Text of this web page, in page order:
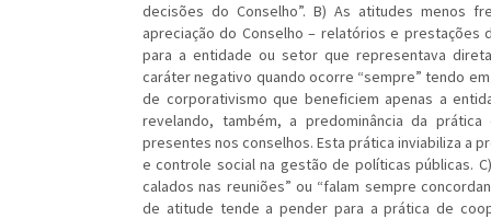
decisões do Conselho”. B) As atitudes menos
apreciação do Conselho – relatórios e
para a entidade ou setor que representava
caráter negativo quando ocorre “sempre” tendo
de corporativismo que beneficiem apenas a
revelando, também, a predominância da
presentes nos conselhos. Esta prática inviabiliza a
e controle social na gestão de políticas públicas.
calados nas reuniões” ou “falam sempre
de atitude tende a pender para a prática de